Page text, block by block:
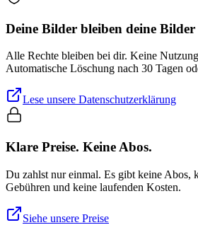
Deine Bilder bleiben deine Bilder
Alle Rechte bleiben bei dir. Keine
Automatische Löschung nach 30 Tagen
Lese unsere Datenschutzerklärung
Klare Preise. Keine Abos.
Du zahlst nur einmal. Es gibt keine Abos,
Gebühren und keine laufenden Kosten.
Siehe unsere Preise